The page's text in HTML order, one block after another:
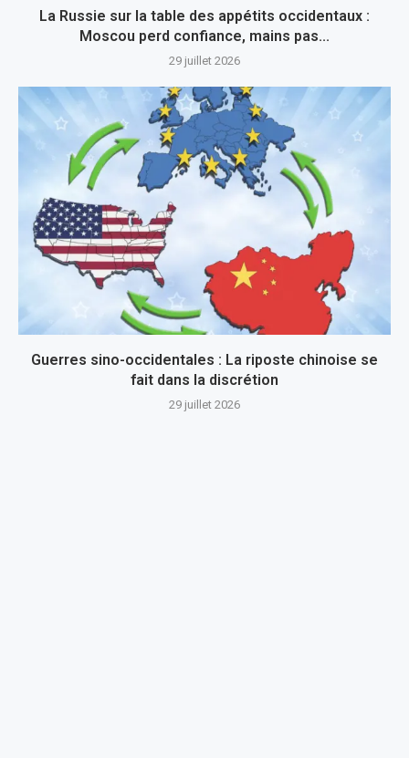
La Russie sur la table des appétits occidentaux :
Moscou perd confiance, mains pas...
29 juillet 2026
Guerres sino-occidentales : La riposte chinoise se
fait dans la discrétion
29 juillet 2026